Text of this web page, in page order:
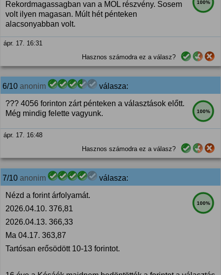
100%
Rekordmagassagban van a MOL részvény. Sosem
volt ilyen magasan. Múlt hét pénteken
alacsonyabban volt.
ápr. 17. 16:31
Hasznos számodra ez a válasz?
6/10 anonim válasza:
100%
??? 4056 forinton zárt pénteken a választások előtt.
Még mindig felette vagyunk.
ápr. 17. 16:48
Hasznos számodra ez a válasz?
7/10 anonim válasza:
100%
Nézd a forint árfolyamát.
2026.04.10. 376,81
2026.04.13. 366,33
Ma 04.17. 363,87
Tartósan erősödött 10-13 forintot.